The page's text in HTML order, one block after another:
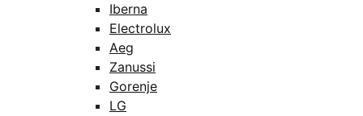
Iberna
Electrolux
Aeg
Zanussi
Gorenje
LG